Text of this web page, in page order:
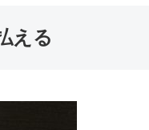
える